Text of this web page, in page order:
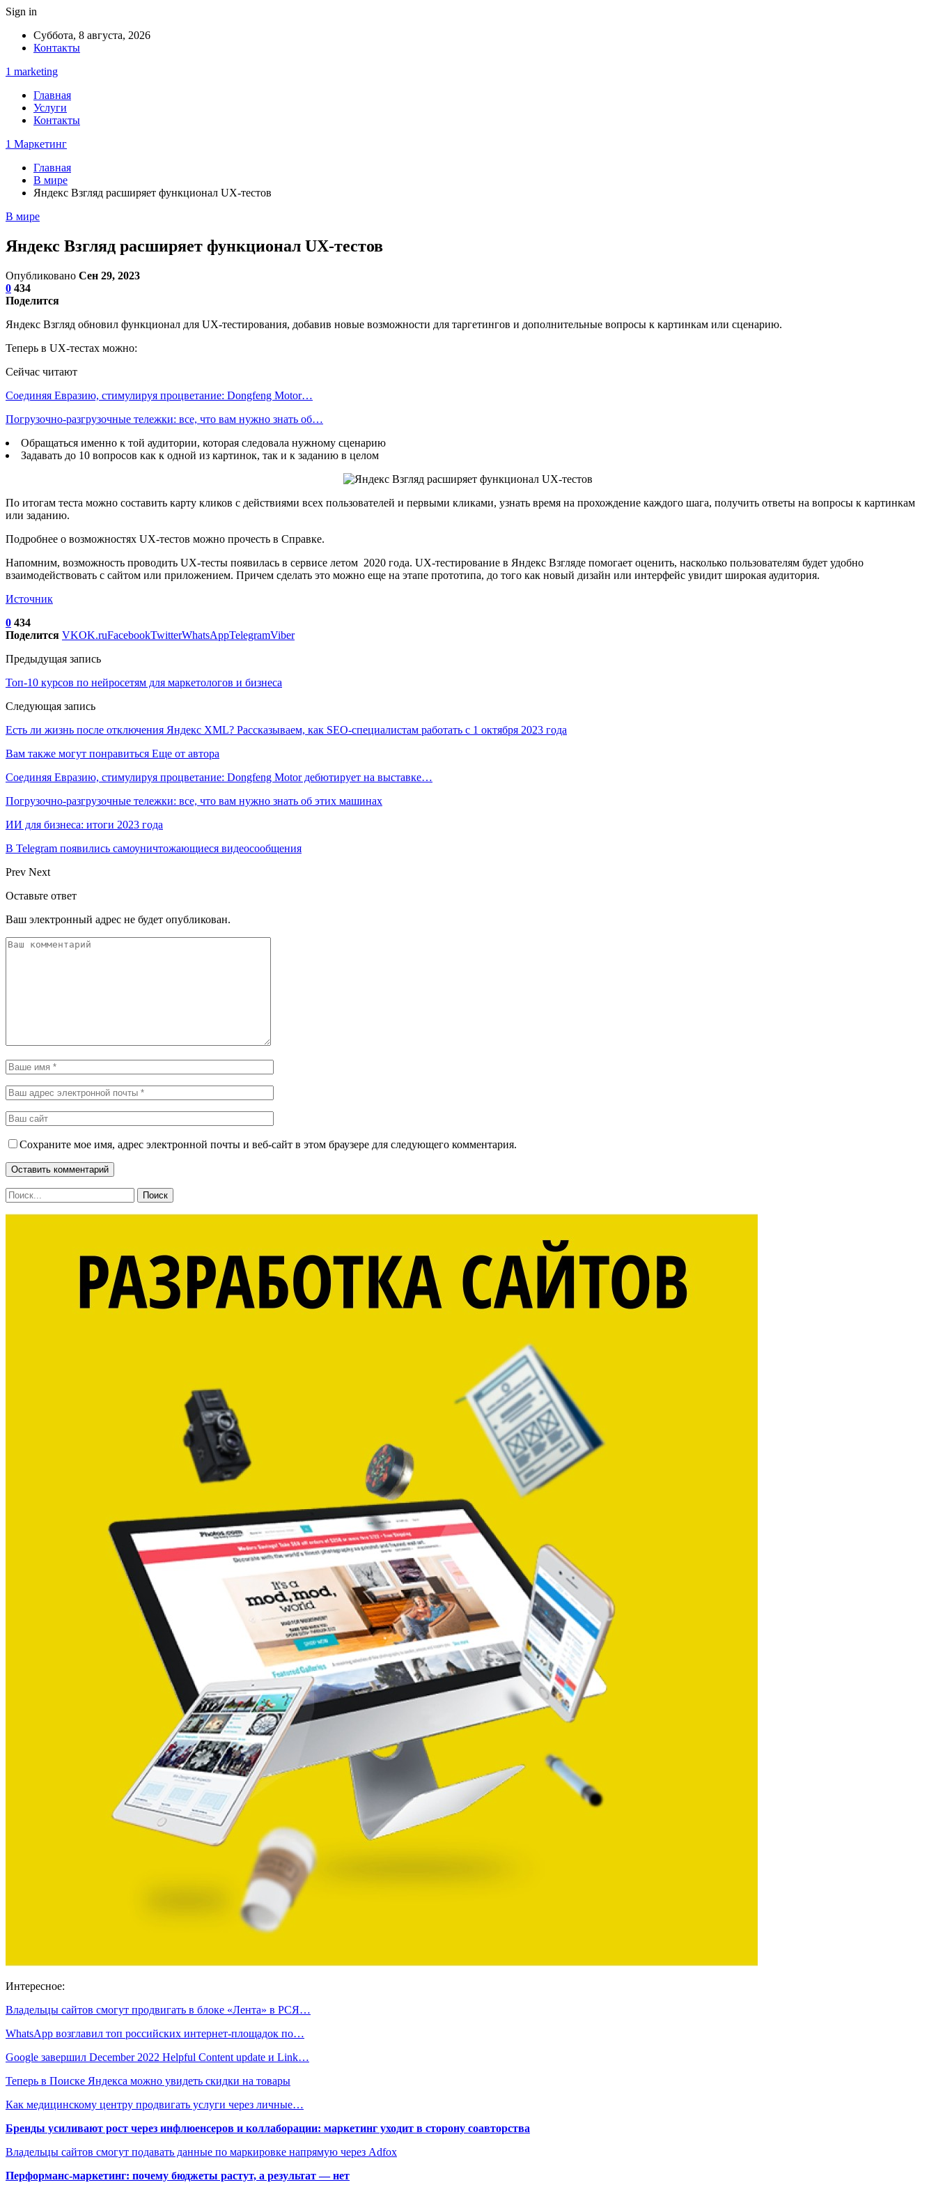
Sign in
Суббота, 8 августа, 2026
Контакты
1 marketing
Главная
Услуги
Контакты
1 Маркетинг
Главная
В мире
Яндекс Взгляд расширяет функционал UX-тестов
В мире
Яндекс Взгляд расширяет функционал UX-тестов
Опубликовано Сен 29, 2023
0 434
Поделится
Яндекс Взгляд обновил функционал для UX-тестирования, добавив новые возможности для таргетингов и дополнительные вопросы к картинкам или сценарию.
Теперь в UX-тестах можно:
Сейчас читают
Соединяя Евразию, стимулируя процветание: Dongfeng Motor…
Погрузочно-разгрузочные тележки: все, что вам нужно знать об…
Обращаться именно к той аудитории, которая следовала нужному сценарию
Задавать до 10 вопросов как к одной из картинок, так и к заданию в целом
По итогам теста можно составить карту кликов с действиями всех пользователей и первыми кликами, узнать время на прохождение каждого шага, получить ответы на вопросы к картинкам
или заданию.
Подробнее о возможностях UX-тестов можно прочесть в Справке.
Напомним, возможность проводить UX-тесты появилась в сервисе летом 2020 года. UX-тестирование в Яндекс Взгляде помогает оценить, насколько пользователям будет удобно
взаимодействовать с сайтом или приложением. Причем сделать это можно еще на этапе прототипа, до того как новый дизайн или интерфейс увидит широкая аудитория.
Источник
0 434
Поделится VKOK.ruFacebookTwitterWhatsAppTelegramViber
Предыдущая запись
Топ-10 курсов по нейросетям для маркетологов и бизнеса
Следующая запись
Есть ли жизнь после отключения Яндекс XML? Рассказываем, как SEO-специалистам работать с 1 октября 2023 года
Вам также могут понравиться Еще от автора
Соединяя Евразию, стимулируя процветание: Dongfeng Motor дебютирует на выставке…
Погрузочно-разгрузочные тележки: все, что вам нужно знать об этих машинах
ИИ для бизнеса: итоги 2023 года
В Telegram появились самоуничтожающиеся видеосообщения
Prev Next
Оставьте ответ
Ваш электронный адрес не будет опубликован.
Сохраните мое имя, адрес электронной почты и веб-сайт в этом браузере для следующего комментария.
Интересное:
Владельцы сайтов смогут продвигать в блоке «Лента» в РСЯ…
WhatsApp возглавил топ российских интернет-площадок по…
Google завершил December 2022 Helpful Content update и Link…
Теперь в Поиске Яндекса можно увидеть скидки на товары
Как медицинскому центру продвигать услуги через личные…
Бренды усиливают рост через инфлюенсеров и коллаборации: маркетинг уходит в сторону соавторства
Владельцы сайтов смогут подавать данные по маркировке напрямую через Adfox
Перформанс-маркетинг: почему бюджеты растут, а результат — нет